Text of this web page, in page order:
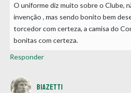
O uniforme diz muito sobre o Clube,
invenção , mas sendo bonito bem
torcedor com certeza, a camisa do
bonitas com certeza.
Responder
Biazetti